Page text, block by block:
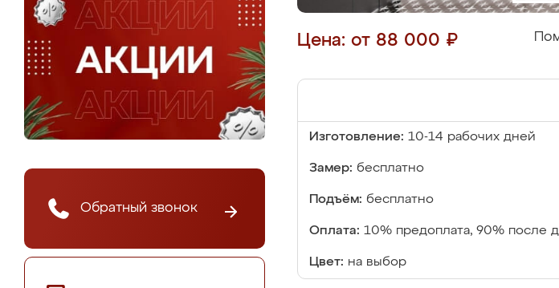
Обратный звонок
Цена: от 88 000 ₽
Изготовление: 10-14 рабочих дней
Замер: бесплатно
Подъём: бесплатно
Оплата: 10% предоплата, 90% после
Цвет: на выбор